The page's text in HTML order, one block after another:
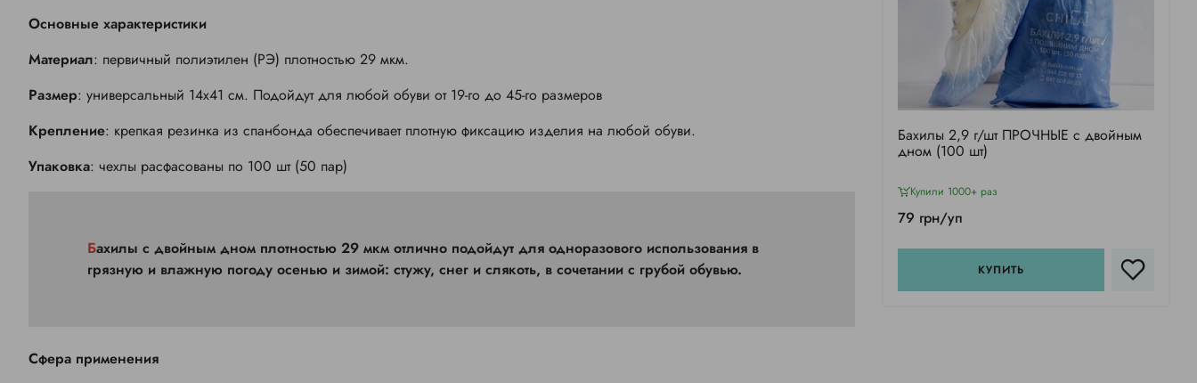
Основные характеристики
Материал: первичный полиэтилен (РЭ) плотностью 29 мкм.
Размер: универсальный 14х41 см. Подойдут для любой обуви от 19-го до 45-го размеров
Крепление: крепкая резинка из спанбонда обеспечивает плотную фиксацию изделия на любой обуви.
Упаковка: чехлы расфасованы по 100 шт (50 пар)
Бахилы с двойным дном плотностью 29 мкм отлично подойдут для одноразового использования в
грязную и влажную погоду осенью и зимой: стужу, снег и слякоть, в сочетании с грубой обувью.
Сфера применения
Бахилы 2,9 г/шт ПРОЧНЫЕ с двойным
дном (100 шт)
Купили 1000+ раз
79 грн/уп
КУПИТЬ